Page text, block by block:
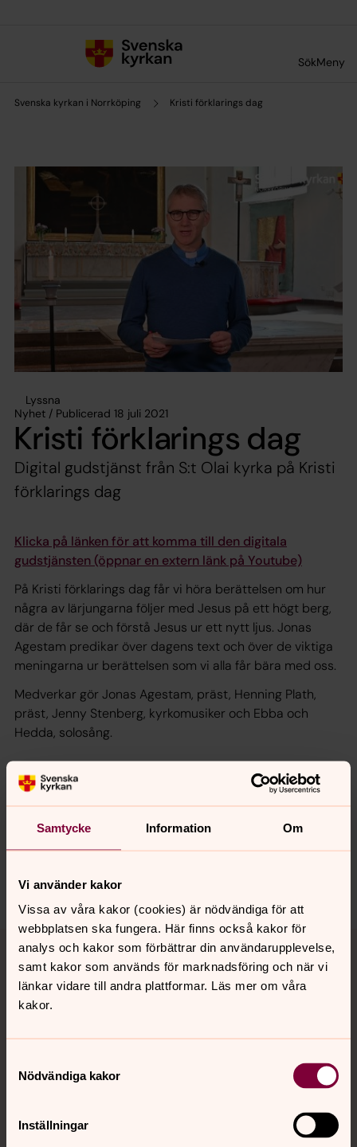
Samtycke Information Om
Vi använder kakor
Vissa av våra kakor (cookies) är nödvändiga för att
webbplatsen ska fungera. Här finns också kakor för
analys och kakor som förbättrar din användarupplevelse,
samt kakor som används för marknadsföring och när vi
länkar vidare till andra plattformar. Läs mer om våra
kakor.
Nödvändiga kakor
Inställningar
SökMeny
Svenska kyrkan i Norrköping Kristi förklarings dag
Lyssna
Nyhet / Publicerad 18 juli 2021
Kristi förklarings dag
Digital gudstjänst från S:t Olai kyrka på Kristi
förklarings dag
Klicka på länken för att komma till den digitala
gudstjänsten (öppnar en extern länk på Youtube)
På Kristi förklarings dag får vi höra berättelsen om hur
några av lärjungarna följer med Jesus på ett högt berg,
där de får se och förstå Jesus ur ett nytt ljus. Jonas
Agestam predikar över dagens text och över de viktiga
meningarna ur berättelsen som vi alla får bära med oss.
Medverkar gör Jonas Agestam, präst, Henning Plath,
präst, Jenny Stenberg, kyrkomusiker och Ebba och
Hedda, solosång.
Synpunkter eller frågor på sidans
innehåll?
norrkoping@svenskakyrkan.se
Dela
Tillbaka till toppen
Tillbaka till innehållet
Kontakt
Kalender
Hitta snabbt